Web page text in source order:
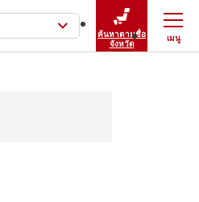
ค้นหาตามชื่อ
จังหวัด
เมนู
ปิดเมนู